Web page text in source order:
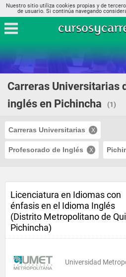
Nuestro sitio utiliza cookies propias y de
de usuario. Si continúa navegando
Carreras Universitarias
inglés en Pichincha
(1)
Carreras Universitarias
Profesorado de Inglés
Licenciatura en Idiomas con
énfasis en el Idioma Inglés
(Distrito Metropolitano de
Pichincha)
Universidad